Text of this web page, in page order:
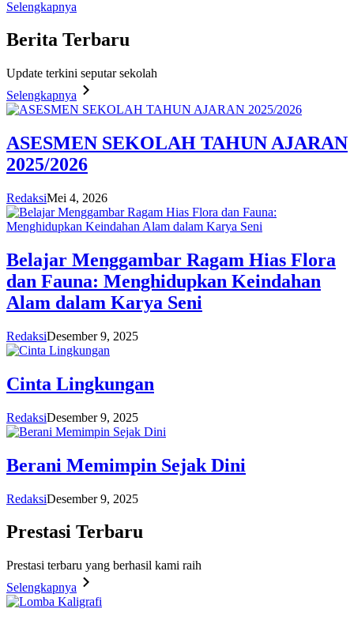
Selengkapnya
Berita Terbaru
Update terkini seputar sekolah
Selengkapnya
ASESMEN SEKOLAH TAHUN AJARAN
2025/2026
RedaksiMei 4, 2026
Belajar Menggambar Ragam Hias Flora
dan Fauna: Menghidupkan Keindahan
Alam dalam Karya Seni
RedaksiDesember 9, 2025
Cinta Lingkungan
RedaksiDesember 9, 2025
Berani Memimpin Sejak Dini
RedaksiDesember 9, 2025
Prestasi Terbaru
Prestasi terbaru yang berhasil kami raih
Selengkapnya